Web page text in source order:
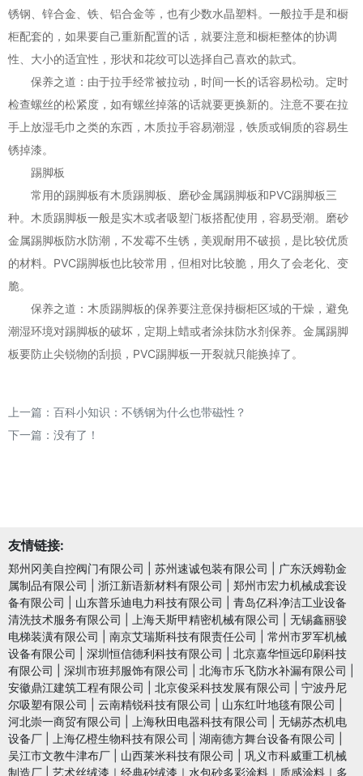
锈钢、锌合金、铁、铝合金等，也有少数水晶塑料。一般拉手是和橱
柜配套的，如果要自己重新配置的话，就要注意和橱柜整体的协调
性、大小的适宜性，形状和花纹可以选择自己喜欢的款式。
保养之道：由于拉手经常被拉动，时间一长的话容易松动。定时
检查螺丝的松紧度，如有螺丝掉落的话就要更换新的。注意不要在拉
手上放湿毛巾之类的东西，木质拉手容易潮湿，铁质或铜质的容易生
锈掉漆。
踢脚板
常用的踢脚板有木质踢脚板、磨砂金属踢脚板和PVC踢脚板三
种。木质踢脚板一般是实木或者吸塑门板搭配使用，容易受潮。磨砂
金属踢脚板防水防潮，不发霉不生锈，美观耐用不破损，是比较优质
的材料。PVC踢脚板也比较常用，但相对比较脆，用久了会老化、变
脆。
保养之道：木质踢脚板的保养要注意保持橱柜区域的干燥，避免
潮湿环境对踢脚板的破坏，定期上蜡或者涂抹防水剂保养。金属踢脚
板要防止尖锐物的刮损，PVC踢脚板一开裂就只能换掉了。
上一篇： 百科小知识：不锈钢为什么也带磁性？
下一篇：没有了！
友情链接:
郑州冈美自控阀门有限公司 苏州速诚包装有限公司
广东沃姆勒金
属制品有限公司
浙江新语新材料有限公司
郑州市宏力机械成套设
备有限公司
山东普乐迪电力科技有限公司
青岛亿科净洁工业设备
清洗技术服务有限公司
上海天斯甲精密机械有限公司
无锡鑫丽骏
电梯装潢有限公司
南京艾瑞斯科技有限责任公司
常州市罗军机械
设备有限公司
深圳恒信德利科技有限公司
北京嘉华恒远印刷科技
有限公司
深圳市班邦服饰有限公司 北海市乐飞防水补漏有限公司
安徽鼎江建筑工程有限公司
北京俊采科技发展有限公司
宁波丹尼
尔吸塑有限公司
云南精锐科技有限公司 山东红叶地毯有限公司
河北崇一商贸有限公司
上海秋田电器科技有限公司
无锡苏杰机电
设备厂
上海亿橙生物科技有限公司 湖南德方舞台设备有限公司
吴江市文教牛津布厂
山西莱米科技有限公司
巩义市科威重工机械
制造厂
艺术丝绒漆｜经典砂绒漆｜水包砂多彩涂料｜质感涂料｜多